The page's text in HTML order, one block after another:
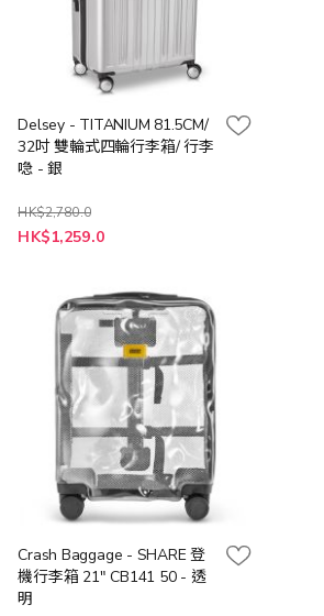
Delsey - TITANIUM 81.5CM/
32吋 雙輪式四輪行李箱/ 行李
喼 - 銀
HK$2,780.0
特
殊
HK$1,259.0
Crash Baggage - SHARE 登
機行李箱 21" CB141 50 - 透
明